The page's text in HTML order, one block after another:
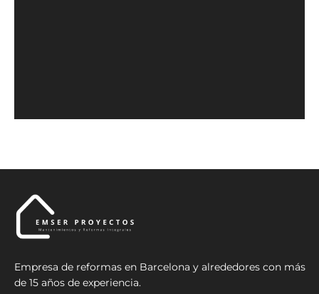
Empresa de reformas en Barcelona y alrededores con más
de 15 años de experiencia.